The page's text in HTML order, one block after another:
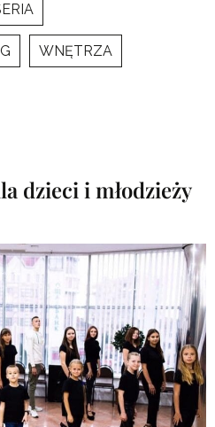
WNĘTRZA
dzieci i młodzieży